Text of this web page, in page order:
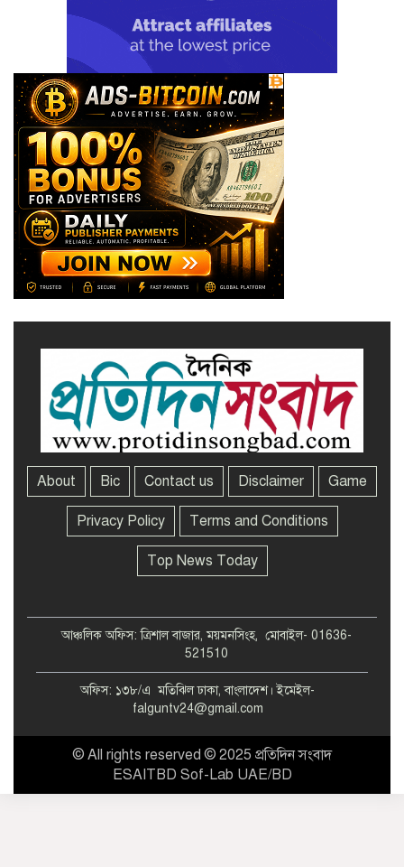
রক্ষা করতে হবে : প্রধানমন্ত্রী
সাভারে এমপি ও তাঁর স্ত্রীকে
শিক্ষাপ্রতিষ্ঠানের সভাপতি, উঠেছে
আইনি প্রশ্ন
নজরুল বিশ্ববিদ্যালয়ে ব্যবসায় প্রশাসন
অনুষদের গবেষণা প্রকল্প ২০২৫-২৬
অর্থবছরের সেমিনার
সখীপুরে স্ত্রী-সন্তানের বিরুদ্ধে অসুস্থ
স্বামীকে ফেলে যাওয়ার অভিযোগ
About Bic Contact us Disclaimer Game
Privacy Policy Terms and Conditions
Top News Today
আঞ্চলিক অফিস: ত্রিশাল বাজার, ময়মনসিংহ, মোবাইল- 01636-
521510
অফিস: ১৩৮/এ মতিঝিল ঢাকা, বাংলাদেশ। ইমেইল-
falguntv24@gmail.com
© All rights reserved © 2025 প্রতিদিন সংবাদ
ESAITBD Sof-Lab UAE/BD